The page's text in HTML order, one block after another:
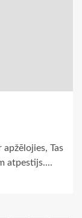
apžēlojies, Tas
atpestijs....